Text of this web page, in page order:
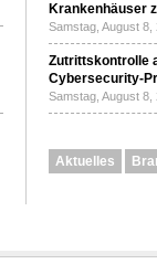
Krankenhäuser
Samstag, August
Zutrittskontrolle
Cybersecurity-
Samstag, August
Aktuelles